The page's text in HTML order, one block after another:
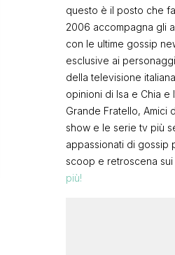
questo è il posto che
2006 accompagna gli
con le ultime gossip
esclusive ai
della televisione
opinioni di Isa e Chia e
Grande Fratello, Amici
show e le serie tv più
appassionati di gossip
scoop e retroscena
più!